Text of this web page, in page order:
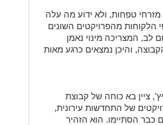
טפחות, ולא ידוע מה עלה
הלקוחות מהפרויקטים השונים
לב, המצריכה מינוי נאמן
והיכן נמצאים כרגע מאות
ציין בא כוחה של קבוצת
של התחדשות עירונית,
הסתיימו. הוא הזהיר